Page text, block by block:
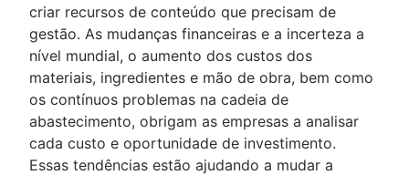
criar recursos de conteúdo que precisam de
gestão. As mudanças financeiras e a incerteza a
nível mundial, o aumento dos custos dos
materiais, ingredientes e mão de obra, bem como
os contínuos problemas na cadeia de
abastecimento, obrigam as empresas a analisar
cada custo e oportunidade de investimento.
Essas tendências estão ajudando a mudar a